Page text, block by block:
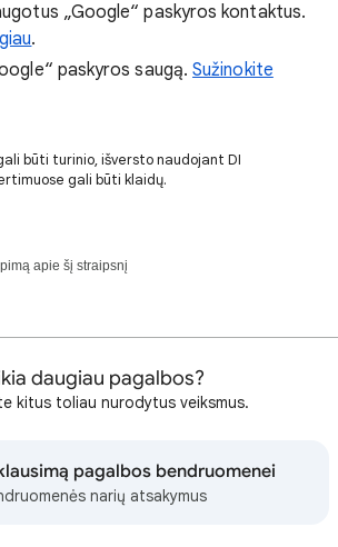
„Google“ paskyros kontaktus.
.
paskyros saugą.Sužinokite
būti turinio, išversto naudojant DI
gali būti klaidų.
apie šį straipsnį
daugiau pagalbos?
kitus toliau nurodytus veiksmus.
pagalbos bendruomenei
narių atsakymus